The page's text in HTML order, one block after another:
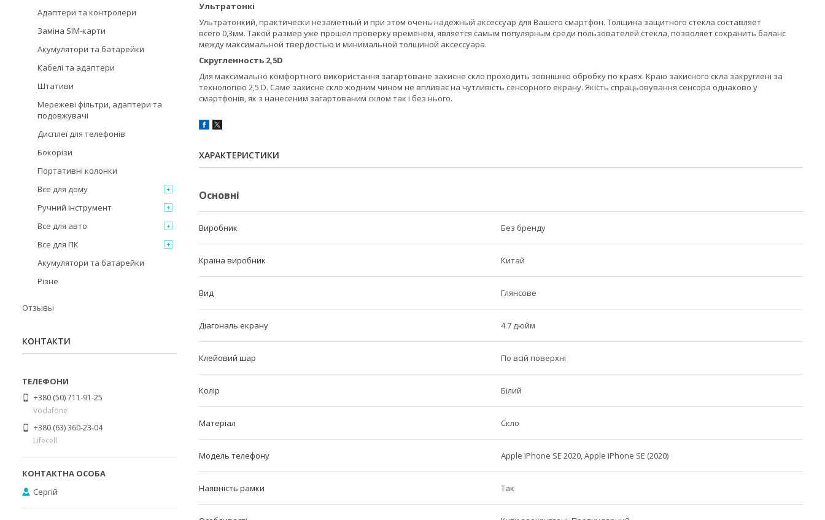
Ультратонкі
Ультратонкий, практически незаметный и при этом очень надежный аксессуар для Вашего смартфон. Толщина защитного стекла составляет
всего 0,3мм. Такой размер уже прошел проверку временем, является самым популярным среди пользователей стекла, позволяет сохранить баланс
между максимальной твердостью и минимальной толщиной аксессуара.
Скругленность 2,5D
Для максимально комфортного використання загартоване захисне скло проходить зовнішню обробку по краях. Краю захисного скла закруглені за
технологією 2,5 D. Саме захисне скло жодним чином не впливає на чутливість сенсорного екрану. Якість спрацьовування сенсора однаково у
смартфонів, як з нанесеним загартованим склом так і без нього.
ХАРАКТЕРИСТИКИ
Основні
Виробник Без бренду
Країна виробник Китай
Вид Глянсове
Діагональ екрану 4.7 дюйм
Клейовий шар По всій поверхні
Колір Білий
Матеріал Скло
Модель телефону Apple iPhone SE 2020, Apple iPhone SE (2020)
Наявність рамки Так
Адаптери та контролери
Заміна SIM-карти
Акумулятори та батарейки
Кабелі та адаптери
Штативи
Мережеві фільтри, адаптери та
подовжувачі
Дисплеї для телефонів
Бокорізи
Портативні колонки
Все для дому
Ручний інструмент
Все для авто
Все для ПК
Акумулятори та батарейки
Різне
Отзывы
КОНТАКТИ
+380 (50) 711-91-25
Vodafone
+380 (63) 360-23-04
Lifecell
Сергій